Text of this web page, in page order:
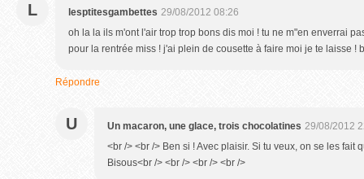
L lesptitesgambettes 29/08/2012 08:26
oh la la ils m'ont l'air trop trop bons dis moi ! tu ne m"en enverrai
pour la rentrée miss ! j'ai plein de cousette à faire moi je te laisse !
Répondre
U Un macaron, une glace, trois chocolatines 29/08/2012
<br /> <br /> Ben si ! Avec plaisir. Si tu veux, on se les fait
Bisous<br /> <br /> <br /> <br />